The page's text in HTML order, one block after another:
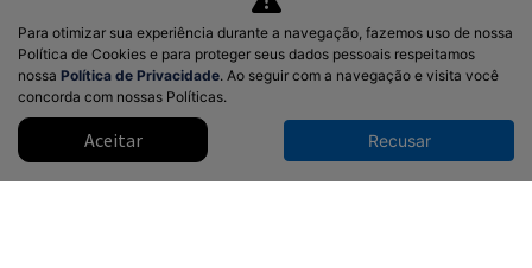
Política de privacidade
Para otimizar sua experiência durante a navegação, fazemos uso de nossa
Política de Cookies e para proteger seus dados pessoais respeitamos
nossa Política de Privacidade. Ao seguir com a navegação e visita você
concorda com nossas Políticas.
Aceitar Recusar